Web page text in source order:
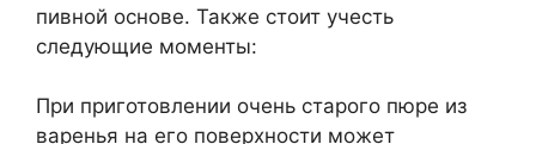
пивной основе. Также стоит учесть
следующие моменты:
При приготовлении очень старого пюре из
варенья на его поверхности может